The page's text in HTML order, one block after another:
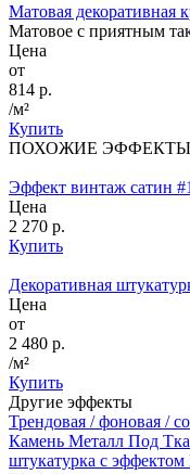
Матовая декоративная
Матовое с приятным
Цена
от
814 р.
/м²
Купить
ПОХОЖИЕ ЭФФЕКТЫ
Эффект винтаж сатин #1
Цена
2 270 р.
Купить
Декоративная
Цена
от
2 480 р.
/м²
Купить
Другие эффекты
Трендовая / фоновая /
Камень Металл Под
штукатурка с